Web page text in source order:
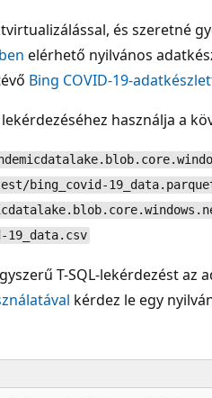
és szeretné
elérhető nyilvános
Bing COVID-19-
használja a
bing_covid-
T-SQL-lekérdezést az
kérdez le egy